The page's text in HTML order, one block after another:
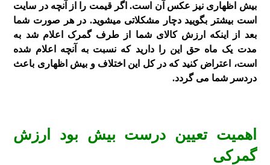
بیش اظهاری نیز عکس آن است. اگر قیمت را از آنچه در سایت
است بیشتر بگویید دچار مشکلاتی میشوید. در هر صورت شما
بعد از اینکه ارزش کالای شما از طرف گمرک اعلام شد به
مدت یک ماه حق این را دارید که نسبت به آنچه اعلام شده
است، اعتراض کنید که در کل این اختلاف و بیش اظهاری باعث
دردسر شما می گردد.
اهمیت تعیین درست بیش بود ارزش
گمرکی